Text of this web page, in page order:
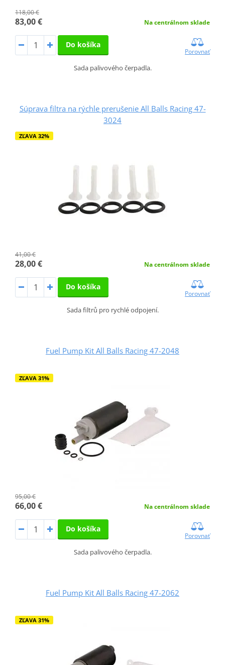
118,00 €
83,00 € Na centrálnom sklade
Do košíka
Porovnať
Sada palivového čerpadla.
Súprava filtra na rýchle prerušenie All Balls Racing 47-
3024
ZĽAVA 32%
41,00 €
28,00 € Na centrálnom sklade
Do košíka
Porovnať
Sada filtrů pro rychlé odpojení.
Fuel Pump Kit All Balls Racing 47-2048
ZĽAVA 31%
95,00 €
66,00 € Na centrálnom sklade
Do košíka
Porovnať
Sada palivového čerpadla.
Fuel Pump Kit All Balls Racing 47-2062
ZĽAVA 31%